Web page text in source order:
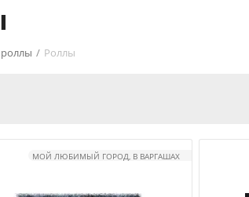
/ Роллы
МОЙ ЛЮБИМЫЙ ГОРОД, В ВАРГАШАХ